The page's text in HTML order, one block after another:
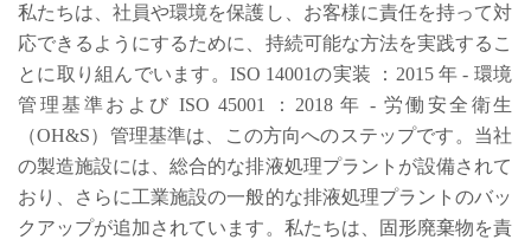
私たちは、社員や環境を保護し、お客様に責任を持って対
応できるようにするために、持続可能な方法を実践するこ
とに取り組んでいます。ISO 14001の実装 ：2015 年 - 環境
管理基準および ISO 45001 ：2018 年 - 労働安全衛生
（OH&S）管理基準は、この方向へのステップです。当社
の製造施設には、総合的な排液処理プラントが設備されて
おり、さらに工業施設の一般的な排液処理プラントのバッ
クアップが追加されています。私たちは、固形廃棄物を責